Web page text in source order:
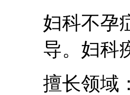
妇科不孕
导。妇科
擅长领域